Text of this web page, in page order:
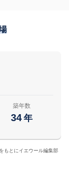
築年数
34 年
もとにイエウール編集部